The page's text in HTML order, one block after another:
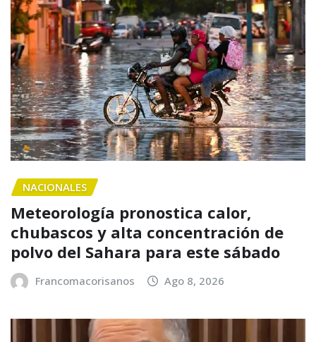
NACIONALES
Meteorología pronostica calor,
chubascos y alta concentración de
polvo del Sahara para este sábado
Francomacorisanos Ago 8, 2026